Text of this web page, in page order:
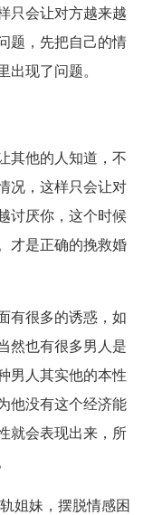
只会让对方越来越
题，先把自己的情
出现了问题。
其他的人知道，不
况，这样只会让对
讨厌你，这个时候
才是正确的挽救婚
有很多的诱惑，如
然也有很多男人是
男人其实他的本性
他没有这个经济能
就会表现出来，所
姐妹，摆脱情感困